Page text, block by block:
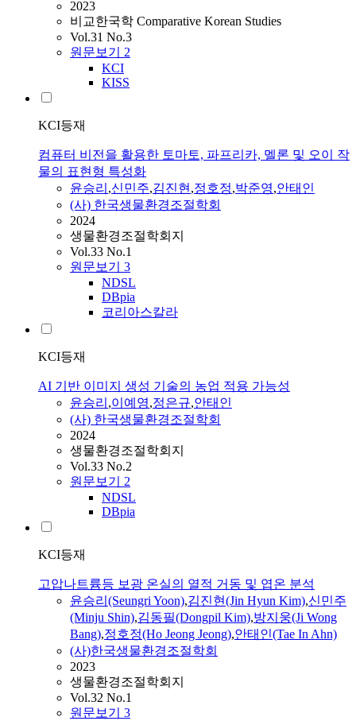
2023
비교한국학 Comparative Korean Studies
Vol.31 No.3
원문보기 2
KCI
KISS
KCI등재
컴퓨터 비전을 활용한 토마토, 파프리카, 멜론 및 오이 작
물의 표현형 특성화
윤승리 ,신민주,김진현,정호정,박준영,안태인
(사) 한국생물환경조절학회
2024
생물환경조절학회지
Vol.33 No.1
원문보기 3
NDSL
DBpia
코리아스칼라
KCI등재
AI 기반 이미지 생성 기술의 농업 적용 가능성
윤승리 ,이예영,정은규,안태인
(사) 한국생물환경조절학회
2024
생물환경조절학회지
Vol.33 No.2
원문보기 2
NDSL
DBpia
KCI등재
고압나트륨등 보광 온실의 열적 거동 및 엽온 분석
윤승리 (Seungri Yoon),김진현(Jin Hyun Kim),신민주
(Minju Shin),김동필(Dongpil Kim),방지웅(Ji Wong
Bang),정호정(Ho Jeong Jeong),안태인(Tae In Ahn)
(사)한국생물환경조절학회
2023
생물환경조절학회지
Vol.32 No.1
원문보기 3